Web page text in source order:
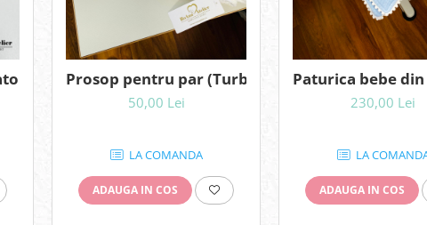
prin LumeProsop pentru par (Turban) brodat personalizat
50,00 Lei
LA COMANDA
ADAUGA IN COS
Paturica bebe
230,00 Lei
LA
ADAUGA IN COS